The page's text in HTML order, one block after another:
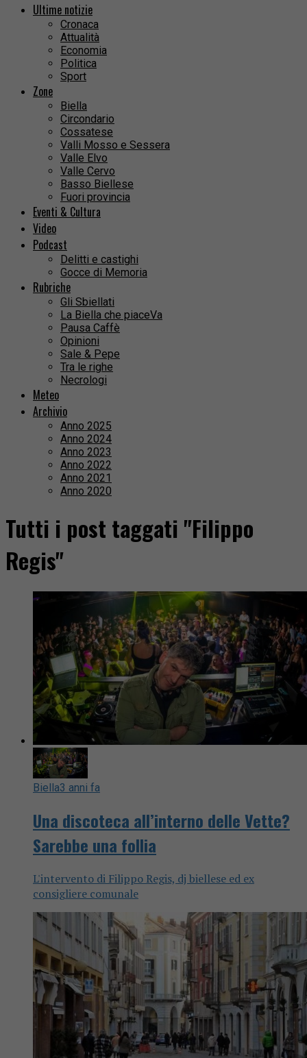
Ultime notizie
Cronaca
Attualità
Economia
Politica
Sport
Zone
Biella
Circondario
Cossatese
Valli Mosso e Sessera
Valle Elvo
Valle Cervo
Basso Biellese
Fuori provincia
Eventi & Cultura
Video
Podcast
Delitti e castighi
Gocce di Memoria
Rubriche
Gli Sbiellati
La Biella che piaceVa
Pausa Caffè
Opinioni
Sale & Pepe
Tra le righe
Necrologi
Meteo
Archivio
Anno 2025
Anno 2024
Anno 2023
Anno 2022
Anno 2021
Anno 2020
Tutti i post taggati "Filippo
Regis"
Biella3 anni fa
Una discoteca all’interno delle Vette?
Sarebbe una follia
L'intervento di Filippo Regis, dj biellese ed ex
consigliere comunale